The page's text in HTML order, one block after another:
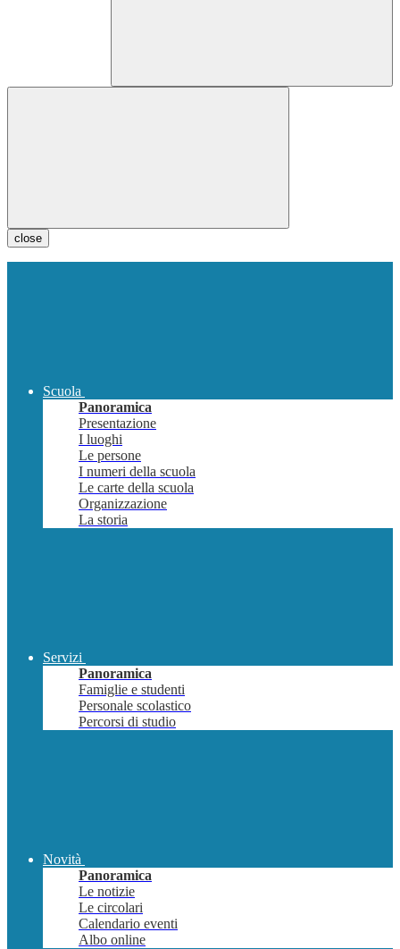
close
Scuola
Panoramica
Presentazione
I luoghi
Le persone
I numeri della scuola
Le carte della scuola
Organizzazione
La storia
Servizi
Panoramica
Famiglie e studenti
Personale scolastico
Percorsi di studio
Novità
Panoramica
Le notizie
Le circolari
Calendario eventi
Albo online